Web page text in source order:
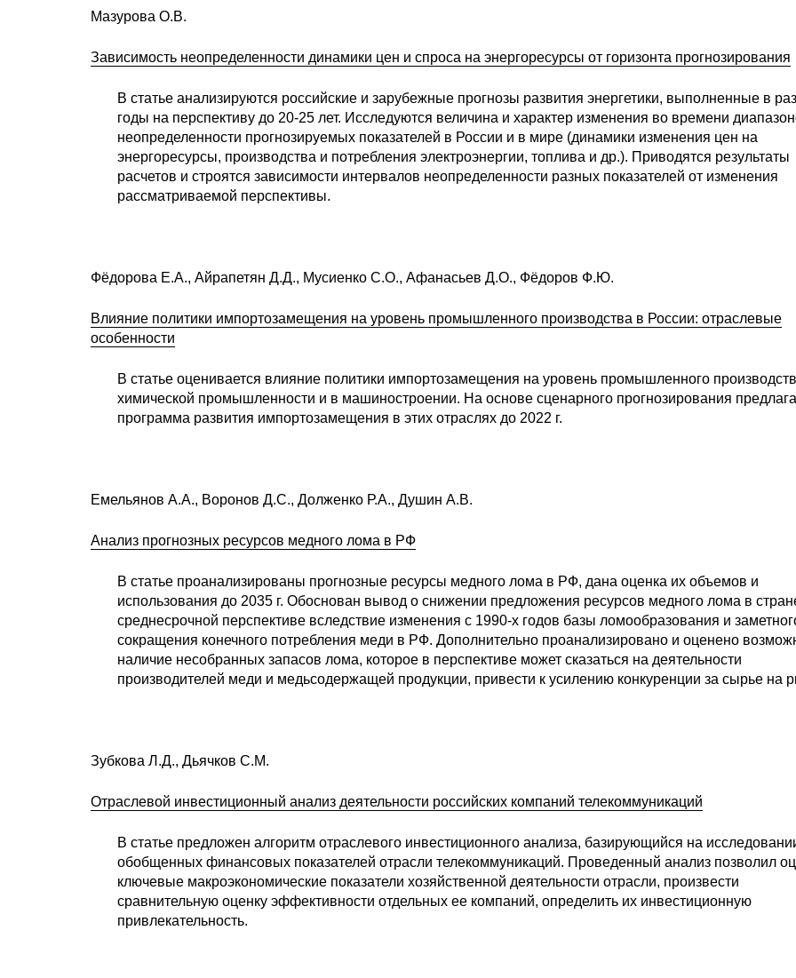
Мазурова О.В.
Зависимость неопределенности динамики цен и спроса на энергоресурсы от горизонта прогнозирования
В статье анализируются российские и зарубежные прогнозы развития энергетики, выполненные в
годы на перспективу до 20-25 лет. Исследуются величина и характер изменения во времени
неопределенности прогнозируемых показателей в России и в мире (динамики изменения цен на
энергоресурсы, производства и потребления электроэнергии, топлива и др.). Приводятся результаты
расчетов и строятся зависимости интервалов неопределенности разных показателей от изменения
рассматриваемой перспективы.
Фёдорова Е.А., Айрапетян Д.Д., Мусиенко С.О., Афанасьев Д.О., Фёдоров Ф.Ю.
Влияние политики импортозамещения на уровень промышленного производства в России: отраслевые
особенности
В статье оценивается влияние политики импортозамещения на уровень промышленного
химической промышленности и в машиностроении. На основе сценарного прогнозирования
программа развития импортозамещения в этих отраслях до 2022 г.
Емельянов А.А., Воронов Д.С., Долженко Р.А., Душин А.В.
Анализ прогнозных ресурсов медного лома в РФ
В статье проанализированы прогнозные ресурсы медного лома в РФ, дана оценка их объемов и
использования до 2035 г. Обоснован вывод о снижении предложения ресурсов медного лома в
среднесрочной перспективе вследствие изменения с 1990-х годов базы ломообразования и
сокращения конечного потребления меди в РФ. Дополнительно проанализировано и оценено
наличие несобранных запасов лома, которое в перспективе может сказаться на деятельности
производителей меди и медьсодержащей продукции, привести к усилению конкуренции за сырье на
Зубкова Л.Д., Дьячков С.М.
Отраслевой инвестиционный анализ деятельности российских компаний телекоммуникаций
В статье предложен алгоритм отраслевого инвестиционного анализа, базирующийся на
обобщенных финансовых показателей отрасли телекоммуникаций. Проведенный анализ позволил
ключевые макроэкономические показатели хозяйственной деятельности отрасли, произвести
сравнительную оценку эффективности отдельных ее компаний, определить их инвестиционную
привлекательность.